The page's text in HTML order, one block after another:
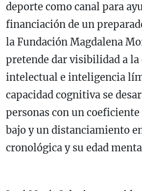
deporte como canal para
financiación de un
la Fundación Magdalena
pretende dar visibilidad a la
intelectual e inteligencia
capacidad cognitiva se
personas con un
bajo y un distanciamiento
cronológica y su edad